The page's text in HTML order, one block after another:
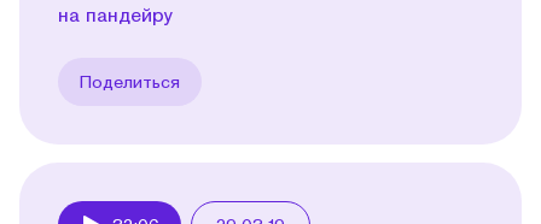
на пандейру
Поделиться